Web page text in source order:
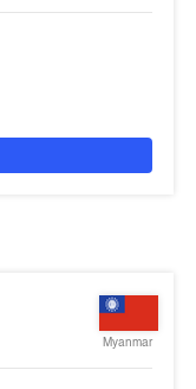
Myanmar